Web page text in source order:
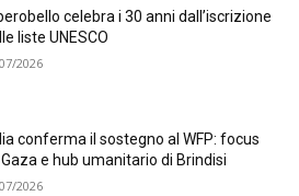
celebra i 30 anni dall’iscrizione
liste UNESCO
2026
conferma il sostegno al WFP: focus
e hub umanitario di Brindisi
2026